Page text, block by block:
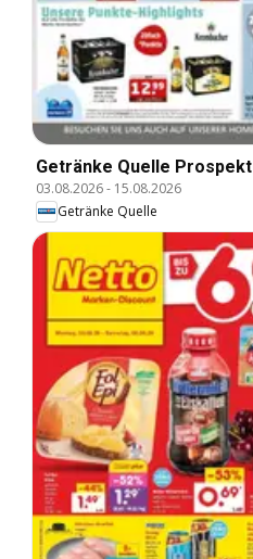
Getränke Quelle Prospekt
03.08.2026- 15.08.2026
Getränke Quelle